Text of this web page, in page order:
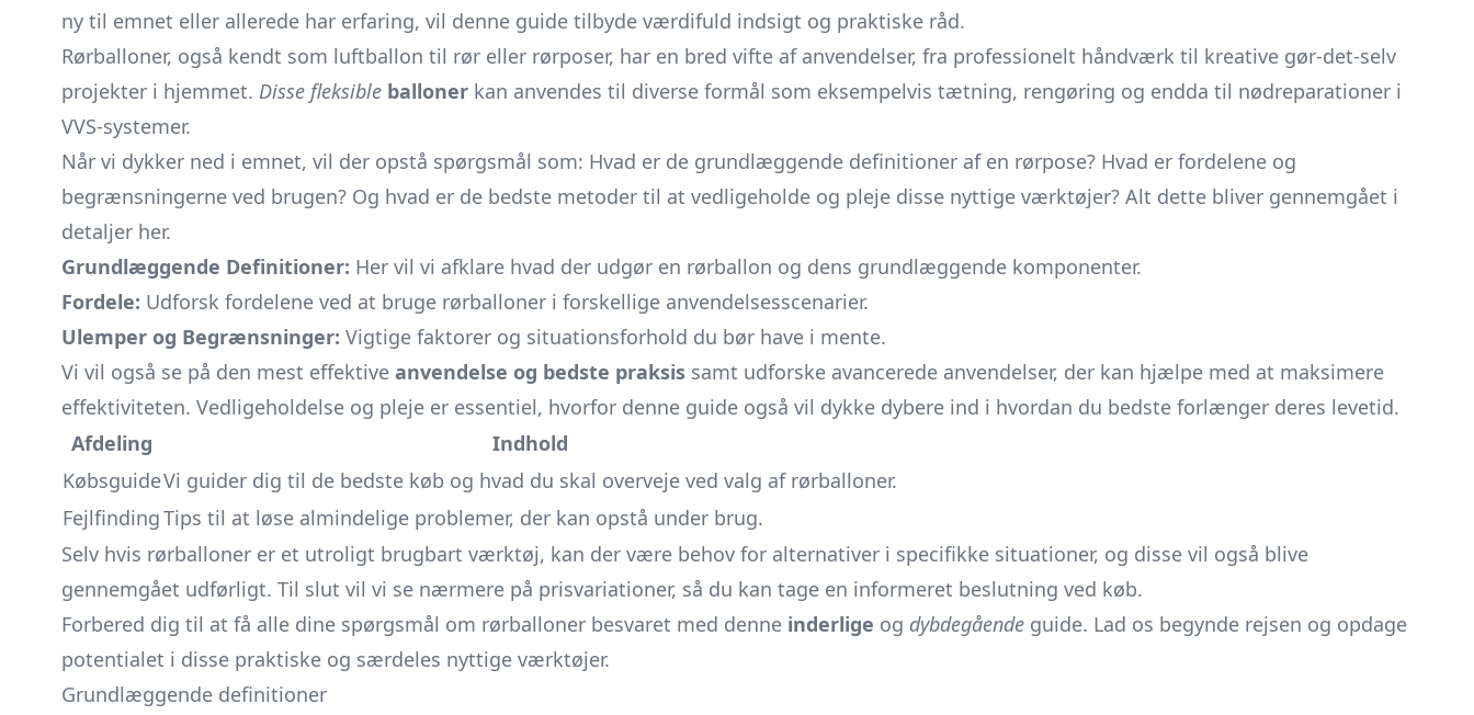
ny til emnet eller allerede har erfaring, vil denne guide tilbyde værdifuld indsigt og praktiske råd.
Rørballoner, også kendt som luftballon til rør eller rørposer, har en bred vifte af anvendelser, fra professionelt håndværk til kreative gør-det-selv
projekter i hjemmet. Disse fleksible balloner kan anvendes til diverse formål som eksempelvis tætning, rengøring og endda til nødreparationer i
VVS-systemer.
Når vi dykker ned i emnet, vil der opstå spørgsmål som: Hvad er de grundlæggende definitioner af en rørpose? Hvad er fordelene og
begrænsningerne ved brugen? Og hvad er de bedste metoder til at vedligeholde og pleje disse nyttige værktøjer? Alt dette bliver gennemgået i
detaljer her.
Grundlæggende Definitioner: Her vil vi afklare hvad der udgør en rørballon og dens grundlæggende komponenter.
Fordele: Udforsk fordelene ved at bruge rørballoner i forskellige anvendelsesscenarier.
Ulemper og Begrænsninger: Vigtige faktorer og situationsforhold du bør have i mente.
Vi vil også se på den mest effektive anvendelse og bedste praksis samt udforske avancerede anvendelser, der kan hjælpe med at maksimere
effektiviteten. Vedligeholdelse og pleje er essentiel, hvorfor denne guide også vil dykke dybere ind i hvordan du bedste forlænger deres levetid.
Afdeling
Indhold
KøbsguideVi guider dig til de bedste køb og hvad du skal overveje ved valg af rørballoner.
FejlfindingTips til at løse almindelige problemer, der kan opstå under brug.
Selv hvis rørballoner er et utroligt brugbart værktøj, kan der være behov for alternativer i specifikke situationer, og disse vil også blive
gennemgået udførligt. Til slut vil vi se nærmere på prisvariationer, så du kan tage en informeret beslutning ved køb.
Forbered dig til at få alle dine spørgsmål om rørballoner besvaret med denne inderlige og dybdegående guide. Lad os begynde rejsen og opdage
potentialet i disse praktiske og særdeles nyttige værktøjer.
Grundlæggende definitioner